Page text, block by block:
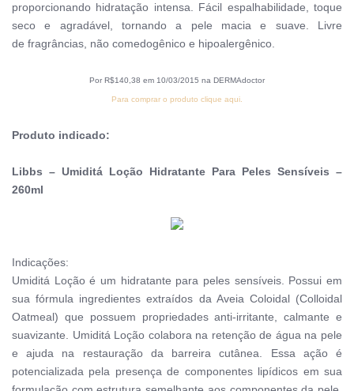
proporcionando hidratação intensa. Fácil espalhabilidade, toque
seco e agradável, tornando a pele macia e suave. Livre
de fragrâncias, não comedogênico e hipoalergênico.
Por R$140,38 em 10/03/2015 na DERMAdoctor
Para comprar o produto clique aqui.
Produto indicado:
Libbs – Umiditá Loção Hidratante Para Peles Sensíveis –
260ml
Indicações:
Umiditá Loção é um hidratante para peles sensíveis. Possui em
sua fórmula ingredientes extraídos da Aveia Coloidal (Colloidal
Oatmeal) que possuem propriedades anti-irritante, calmante e
suavizante. Umiditá Loção colabora na retenção de água na pele
e ajuda na restauração da barreira cutânea. Essa ação é
potencializada pela presença de componentes lipídicos em sua